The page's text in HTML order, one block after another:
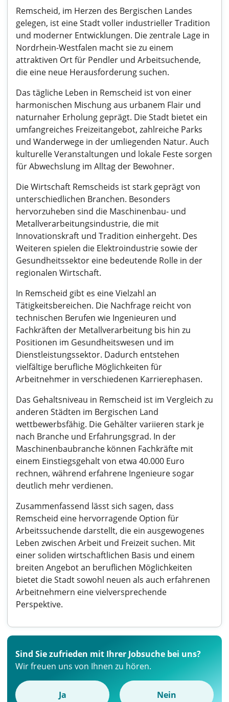
Remscheid, im Herzen des Bergischen Landes
gelegen, ist eine Stadt voller industrieller Tradition
und moderner Entwicklungen. Die zentrale Lage in
Nordrhein-Westfalen macht sie zu einem
attraktiven Ort für Pendler und Arbeitsuchende,
die eine neue Herausforderung suchen.
Das tägliche Leben in Remscheid ist von einer
harmonischen Mischung aus urbanem Flair und
naturnaher Erholung geprägt. Die Stadt bietet ein
umfangreiches Freizeitangebot, zahlreiche Parks
und Wanderwege in der umliegenden Natur. Auch
kulturelle Veranstaltungen und lokale Feste sorgen
für Abwechslung im Alltag der Bewohner.
Die Wirtschaft Remscheids ist stark geprägt von
unterschiedlichen Branchen. Besonders
hervorzuheben sind die Maschinenbau- und
Metallverarbeitungsindustrie, die mit
Innovationskraft und Tradition einhergeht. Des
Weiteren spielen die Elektroindustrie sowie der
Gesundheitssektor eine bedeutende Rolle in der
regionalen Wirtschaft.
In Remscheid gibt es eine Vielzahl an
Tätigkeitsbereichen. Die Nachfrage reicht von
technischen Berufen wie Ingenieuren und
Fachkräften der Metallverarbeitung bis hin zu
Positionen im Gesundheitswesen und im
Dienstleistungssektor. Dadurch entstehen
vielfältige berufliche Möglichkeiten für
Arbeitnehmer in verschiedenen Karrierephasen.
Das Gehaltsniveau in Remscheid ist im Vergleich zu
anderen Städten im Bergischen Land
wettbewerbsfähig. Die Gehälter variieren stark je
nach Branche und Erfahrungsgrad. In der
Maschinenbaubranche können Fachkräfte mit
einem Einstiegsgehalt von etwa 40.000 Euro
rechnen, während erfahrene Ingenieure sogar
deutlich mehr verdienen.
Zusammenfassend lässt sich sagen, dass
Remscheid eine hervorragende Option für
Arbeitssuchende darstellt, die ein ausgewogenes
Leben zwischen Arbeit und Freizeit suchen. Mit
einer soliden wirtschaftlichen Basis und einem
breiten Angebot an beruflichen Möglichkeiten
bietet die Stadt sowohl neuen als auch erfahrenen
Arbeitnehmern eine vielversprechende
Perspektive.
Sind Sie zufrieden mit Ihrer Jobsuche bei uns?
Wir freuen uns von Ihnen zu hören.
Ja Nein